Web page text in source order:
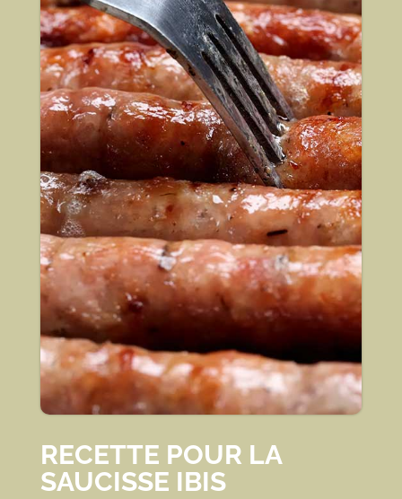
RECETTE POUR LA
SAUCISSE IBIS